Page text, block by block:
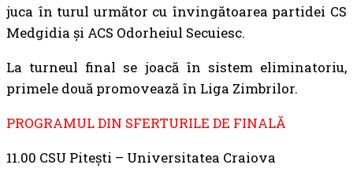
juca în turul următor cu învingătoarea partidei CS
Medgidia și ACS Odorheiul Secuiesc.
La turneul final se joacă în sistem eliminatoriu,
primele două promovează în Liga Zimbrilor.
PROGRAMUL DIN SFERTURILE DE FINALĂ
11.00 CSU Pitești – Universitatea Craiova